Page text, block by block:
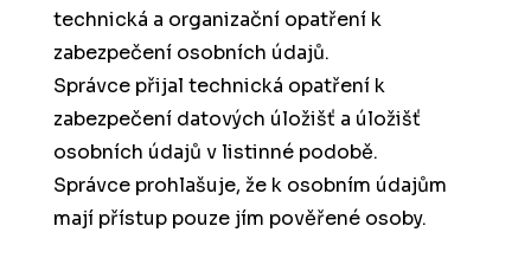
technická a organizační opatření k
zabezpečení osobních údajů.
Správce přijal technická opatření k
zabezpečení datových úložišť a úložišť
osobních údajů v listinné podobě.
Správce prohlašuje, že k osobním údajům
mají přístup pouze jím pověřené osoby.